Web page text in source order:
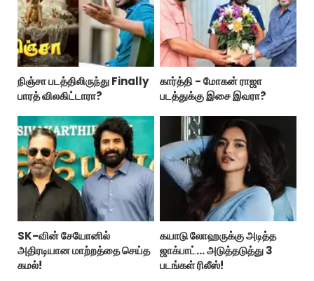
நிஞ்சா படத்திலிருந்து Finally
பாரத் விலகிட்டாரா?
கார்த்தி - மோகன் ராஜா
படத்துக்கு இசை இவரா?
SK-வின் சேயோனில்
அதிரடியான மாற்றத்தை செய்த
கமல்!
கயாடு லோஹருக்கு அடித்த
ஜாக்பாட்... அடுத்தடுத்து 3
படங்கள் ரிலீஸ்!